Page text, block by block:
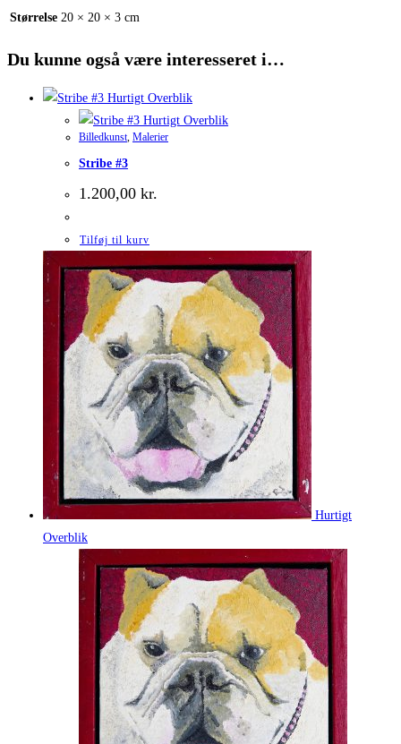
Størrelse 20 × 20 × 3 cm
Du kunne også være interesseret i…
Hurtigt Overblik
Hurtigt Overblik
Billedkunst Malerier
Stribe #3
1.200,00 kr.
Tilføj til kurv
Hurtigt
Overblik